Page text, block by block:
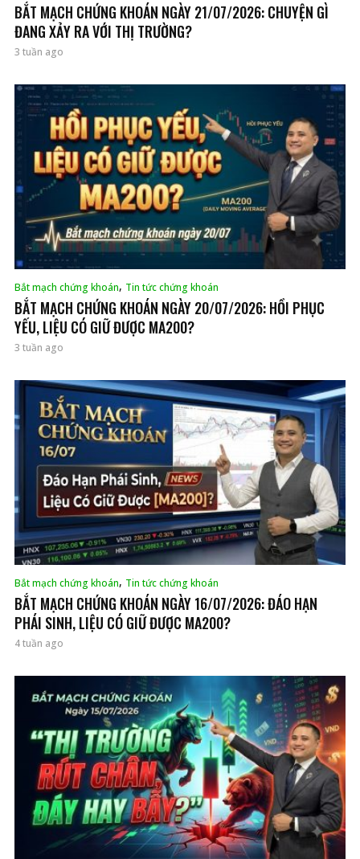
BẮT MẠCH CHỨNG KHOÁN NGÀY 21/07/2026: CHUYỆN GÌ
ĐANG XẢY RA VỚI THỊ TRƯỜNG?
3 tuần ago
Bắt mạch chứng khoán, Tin tức chứng khoán
BẮT MẠCH CHỨNG KHOÁN NGÀY 20/07/2026: HỒI PHỤC
YẾU, LIỆU CÓ GIỮ ĐƯỢC MA200?
3 tuần ago
Bắt mạch chứng khoán, Tin tức chứng khoán
BẮT MẠCH CHỨNG KHOÁN NGÀY 16/07/2026: ĐÁO HẠN
PHÁI SINH, LIỆU CÓ GIỮ ĐƯỢC MA200?
4 tuần ago